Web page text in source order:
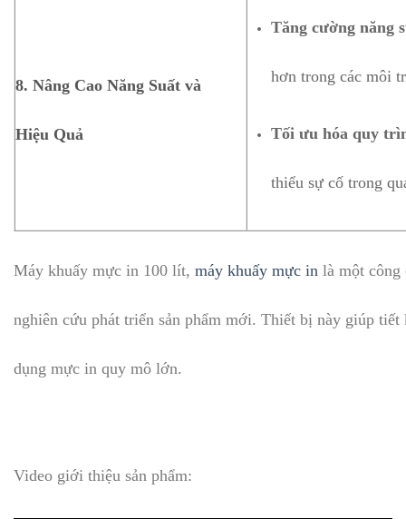
8. Nâng Cao Năng Suất và
Hiệu Quả
Tăng cường năng
hơn trong các môi
Tối ưu hóa quy
thiểu sự cố trong
Máy khuấy mực in 100 lít, máy khuấy mực in là một công
nghiên cứu phát triển sản phẩm mới. Thiết bị này giúp
dụng mực in quy mô lớn.
Video giới thiệu sản phẩm: